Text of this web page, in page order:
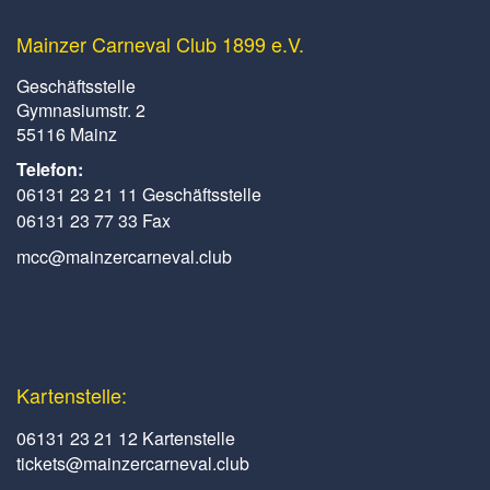
Mainzer Carneval Club 1899 e.V.
Geschäftsstelle
Gymnasiumstr. 2
55116 Mainz
Telefon:
06131 23 21 11 Geschäftsstelle
06131 23 77 33 Fax
mcc@mainzercarneval.club
Kartenstelle:
06131 23 21 12 Kartenstelle
tickets@mainzercarneval.club